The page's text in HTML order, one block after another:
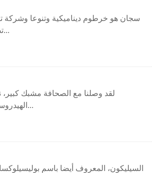
سجان هو خرطوم ديناميكية وتنوعا وشركة
تصدير منتجاتنا لعملائنا...
لقد وصلنا مع الصحافة مشبك
الهيدروستاتيكي آلة الاختبار، ثا...
السيليكون، المعروف أيضا باسم